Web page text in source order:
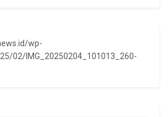
wp-
02/IMG_20250204_101013_260-